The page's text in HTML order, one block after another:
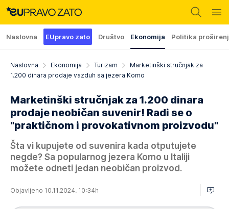
Naslovna EUpravo zato Društvo Ekonomija Politika
Naslovna Ekonomija Turizam
Marketinški stručnjak za
1.200 dinara prodaje vazduh sa jezera Komo
Marketinški stručnjak za 1.200 dinara
prodaje neobičan suvenir! Radi se o
"praktičnom i provokativnom proizvodu"
Šta vi kupujete od suvenira kada otputujete
negde? Sa popularnog jezera Komo u Italiji
možete odneti jedan neobičan proizvod.
Objavljeno 10.11.2024. 10:34h